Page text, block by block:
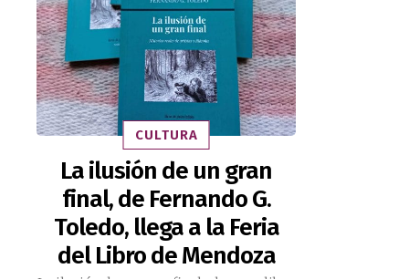
CULTURA
La ilusión de un gran
final, de Fernando G.
Toledo, llega a la Feria
del Libro de Mendoza